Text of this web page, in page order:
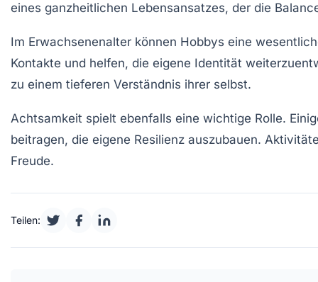
eines ganzheitlichen Lebensansatzes, der die
Im Erwachsenenalter können Hobbys eine
Kontakte und helfen, die eigene Identität
zu einem tieferen Verständnis ihrer selbst.
Achtsamkeit spielt ebenfalls eine wichtige Rolle.
beitragen, die eigene Resilienz auszubauen.
Freude.
Teilen: